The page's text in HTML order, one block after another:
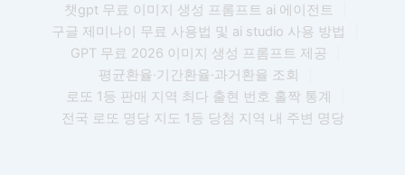
챗gpt 무료 이미지 생성 프롬프트 ai 에이전트
구글 제미나이 무료 사용법 및 ai studio 사용 방법
GPT 무료 2026 이미지 생성 프롬프트 제공
평균환율·기간환율·과거환율 조회
로또 1등 판매 지역 최다 출현 번호 홀짝 통계
전국 로또 명당 지도 1등 당첨 지역 내 주변 명당